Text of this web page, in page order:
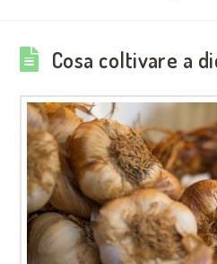
Cosa coltivare a